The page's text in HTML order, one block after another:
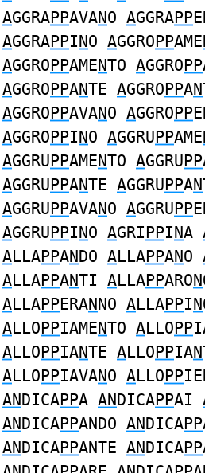
AGGRAPPAVANO AGGRAPP
AGGRAPPINO AGGROPPAME
AGGROPPAMENTO AGGROPP
AGGROPPANTE AGGROPPAN
AGGROPPAVANO AGGROPP
AGGROPPINO AGGRUPPAME
AGGRUPPAMENTO AGGRUPP
AGGRUPPANTE AGGRUPPAN
AGGRUPPAVANO AGGRUPP
AGGRUPPINO AGRIPPINA
ALLAPPANDO ALLAPPANO
ALLAPPANTI ALLAPPARON
ALLAPPERANNO ALLAPPIN
ALLOPPIAMENTO ALLOPP
ALLOPPIANTE ALLOPPIAN
ALLOPPIAVANO ALLOPP
ANDICAPPA ANDICAPPAI
ANDICAPPANDO ANDICAPP
ANDICAPPANTE ANDICAPP